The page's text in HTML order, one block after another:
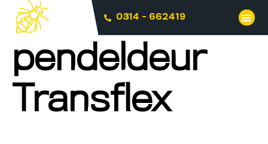
0314 - 662419
pendeldeur
Transflex